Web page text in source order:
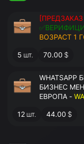
ВОЗРАСТ 1
НОМЕРОВ -
5 шт. 70.00 $
WHATSAPP
БИЗНЕС
ЕВРОПА -
ПРИВЯЗКЕ
12 шт. 44.00 $